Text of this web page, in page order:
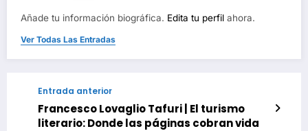
Añade tu información biográfica. Edita tu perfil ahora.
Ver Todas Las Entradas
Entrada anterior
Francesco Lovaglio Tafuri | El turismo
literario: Donde las páginas cobran vida